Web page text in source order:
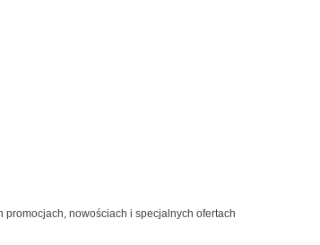
nowościach i specjalnych ofertach